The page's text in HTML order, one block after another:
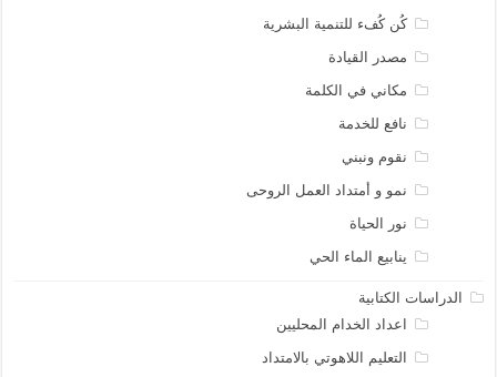
كُن كُفء للتنمية البشرية
مصدر القيادة
مكاني في الكلمة
نافع للخدمة
نقوم ونبني
نمو و أمتداد العمل الروحى
نور الحياة
ينابيع الماء الحي
الدراسات الكتابية
اعداد الخدام المحليين
التعليم اللاهوتي بالامتداد